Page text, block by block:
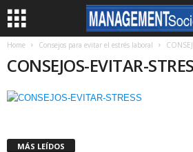
Home Consejos para evitar el estrés laboral
CONSEJOS-EVITAR-
MÁS LEÍDOS